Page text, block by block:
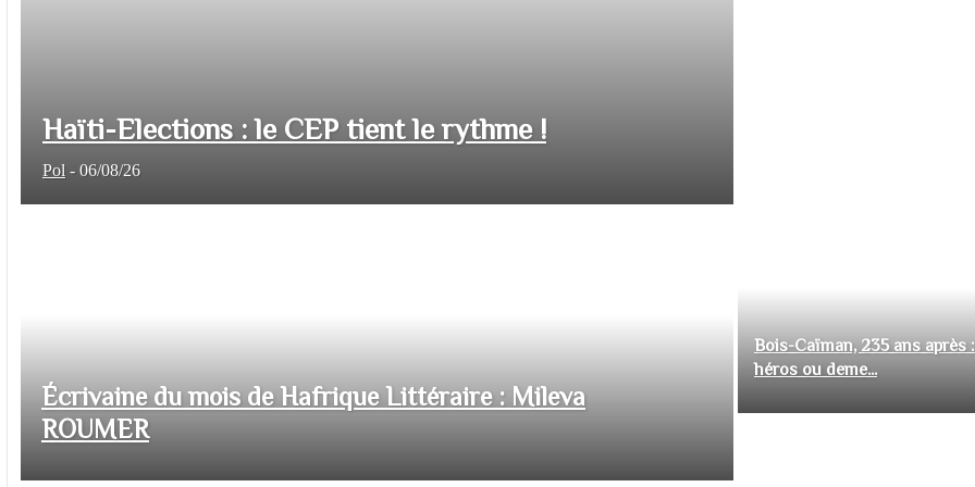
Haïti-Elections : le CEP tient le rythme !
Pol - 06/08/26
Écrivaine du mois de Hafrique Littéraire : Mileva
ROUMER
Bois-Caïman, 235 ans après
héros ou deme...